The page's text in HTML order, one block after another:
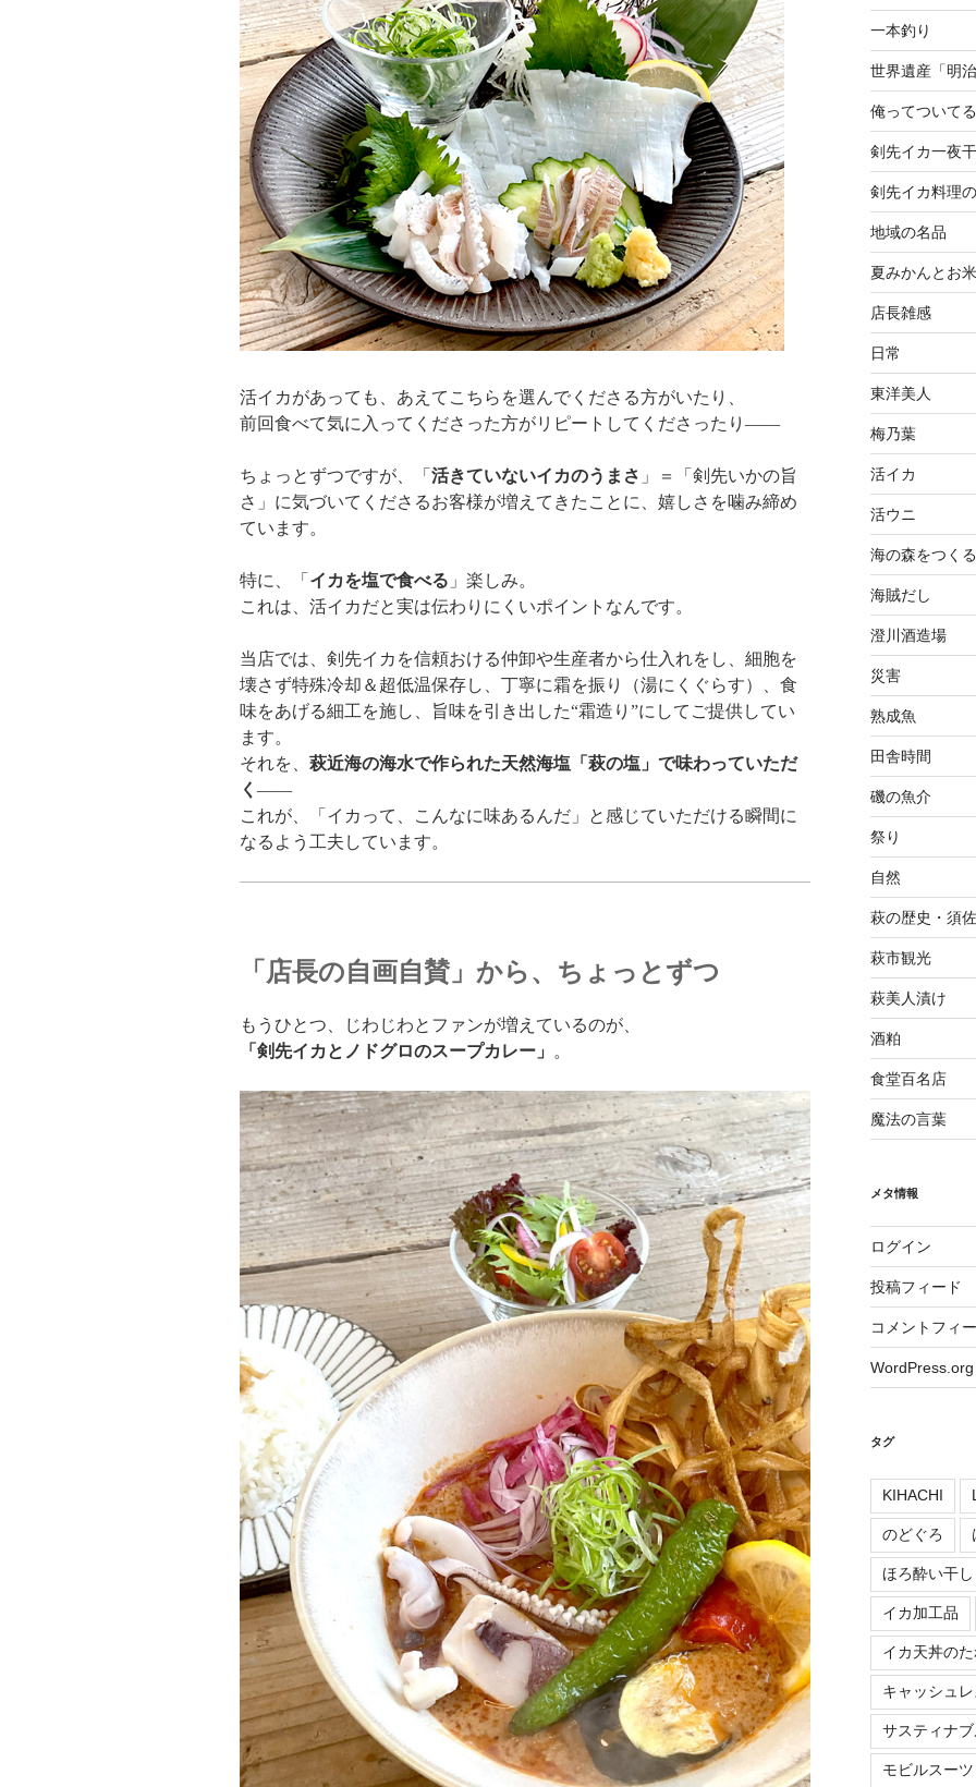
活イカがあっても、あえてこちらを選んでくださる方がいたり、
前回食べて気に入ってくださった方がリピートしてくださったり——
ちょっとずつですが、「 活きていないイカのうまさ 」＝「剣先いかの旨
さ」に気づいてくださるお客様が増えてきたことに、嬉しさを噛み締め
ています。
特に、「 イカを塩で食べる 」楽しみ。
これは、活イカだと実は伝わりにくいポイントなんです。
当店では、剣先イカを信頼おける仲卸や生産者から仕入れをし、細胞を
壊さず特殊冷却＆超低温保存し、丁寧に霜を振り（湯にくぐらす）、食
味をあげる細工を施し、旨味を引き出した“霜造り”にしてご提供してい
ます。
それを、 萩近海の海水で作られた天然海塩「萩の塩 」で味わっていただ
く ——
これが、「イカって、こんなに味あるんだ」と感じていただける瞬間に
なるよう工夫しています。
「店長の自画自賛」から、ちょっとずつ
もうひとつ、じわじわとファンが増えているのが、
「剣先イカとノドグロのスープカレー」
。
一本釣り
世界遺産「明
俺ってついて
剣先イカ一夜
剣先イカ料理
地域の名品
夏みかんとお
店長雑感
日常
東洋美人
梅乃葉
活イカ
活ウニ
海の森をつく
海賊だし
澄川酒造場
災害
熟成魚
田舎時間
磯の魚介
祭り
自然
萩の歴史・須
萩市観光
萩美人漬け
酒粕
食堂百名店
魔法の言葉
メタ情報
ログイン
投稿フィード
コメントフィ
WordPress.org
タグ
KIHACHI
のどぐろ
ほろ酔い干し
イカ加工品
イカ天丼の
キャッシュ
サスティナ
モビルスーツ